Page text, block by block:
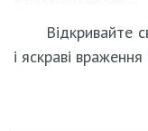
Відкривайте
і яскраві